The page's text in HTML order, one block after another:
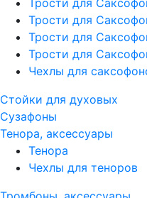
Трости для
Трости для
Трости для
Трости для
Чехлы для
Стойки для духовых
Сузафоны
Тенора, аксессуары
Тенора
Чехлы для теноров